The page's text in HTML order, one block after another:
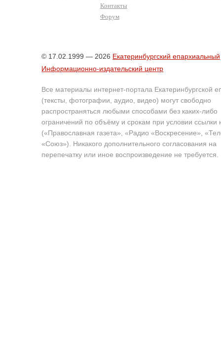
Контакты
Форум
© 17.02.1999 — 2026 Екатеринбургский епархиальный
Информационно-издательский центр
Все материалы интернет-портала Екатеринбургской
(тексты, фотографии, аудио, видео) могут свободно
распространяться любыми способами без каких-либо
ограничений по объёму и срокам при условии ссылки
(«Православная газета», «Радио «Воскресение»,
«Союз»). Никакого дополнительного согласования на
перепечатку или иное воспроизведение не требуется.